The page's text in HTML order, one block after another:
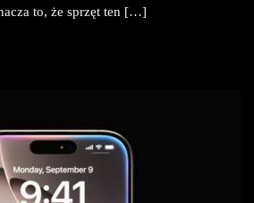
to, że sprzęt ten […]